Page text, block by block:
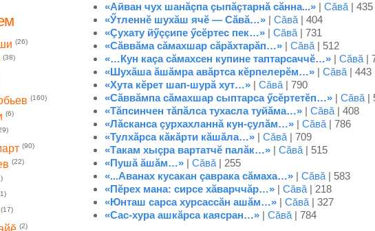
«Айван чух шанăçпа çыпăçтарнă сăнна...» | Сăвă | 435
«Ӳтленнĕ шухăш ячĕ — Сăвă…» | Сăвă | 404
«Çухату йӳççипе ӳсĕртес пек…» | Сăвă | 731
«Сăввăма сăмахшар сăрăхтарăп…» | Сăвă | 512
«…Кун каçа сăмахсен купине таптарсаччĕ…» | Сăвă |
«Шухăша ăшăмра авăртса кĕрпелерĕм…» | Сăвă | 443
«Хута кĕрет шап-шурă хут…» | Сăвă | 790
«Сăввăмпа сăмахшар сыптарса ӳсĕртетĕп…» | Сăвă |
«Тăпсинчен тăпăлса тухасла туйăма…» | Сăвă | 408
«Лăсканса çурхахланнă кун-çулăм…» | Сăвă | 786
«Тулхăрса кăкăрти кăшăла…» | Сăвă | 709
«Такам хыçра вартатчĕ палăк…» | Сăвă | 515
«Пушă ăшăм…» | Сăвă | 255
«...Аванах кусакан çаврака сăмаха…» | Сăвă | 583
«Пĕрех мана: сирсе хăварччăр…» | Сăвă | 218
«Юнташ сарса хурсассăн ашăм…» | Сăвă | 327
«Сас-хура ашкăрса каясран…» | Сăвă | 784
(26)
(38)
(160)
(6)
(90)
(22)
(17)
(2)